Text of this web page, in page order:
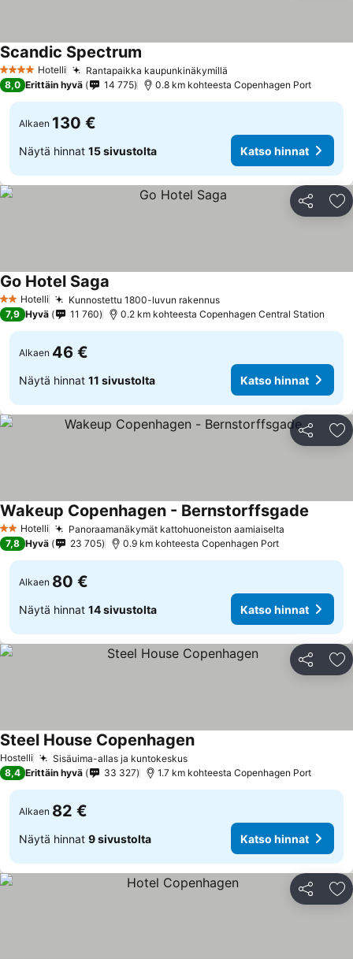
4 Tähtiluokitus
Hotelli Rantapaikka kaupunkinäkymillä
Scandic Spectrum
8,0 Erittäin hyvä 14 775 0.8 km kohteesta Copenhagen Port
Alkaen 130 €
Näytä hinnat 15 sivustolta Katso hinnat
Jaa
2 Tähtiluokitus
Hotelli Kunnostettu 1800-luvun rakennusKatso hinnat
Go Hotel Saga
7,9 Hyvä 11 760 0.2 km kohteesta Copenhagen Central Station
Alkaen 46 €
Näytä hinnat 11 sivustolta Katso hinnat
Jaa
2 Tähtiluokitus
Hotelli Panoraamanäkymät kattohuoneiston aamiaiselta
Wakeup Copenhagen - Bernstorffsgade
7,8 Hyvä 23 705 0.9 km kohteesta Copenhagen Port
Alkaen 80 €
Näytä hinnat 14 sivustolta Katso hinnat
Jaa
Hostelli Sisäuima-allas ja kuntokeskusKatso hinnat
Steel House CopenhagenKatso hinnat
8,4 Erittäin hyvä 33 327 1.7 km kohteesta Copenhagen Port
Alkaen 82 €
Näytä hinnat 9 sivustolta Katso hinnat
Jaa